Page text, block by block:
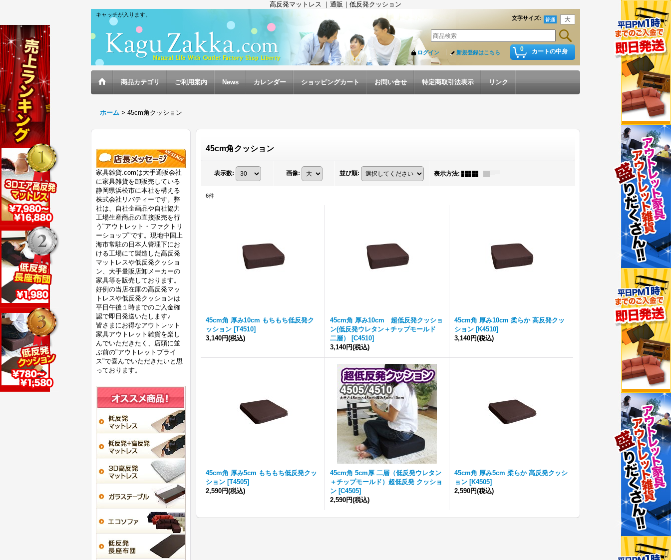
高反発マットレス ｜通販｜低反発クッション
キャッチが入ります。
文字サイズ:
0 カートの中身
ログイン 新規登録はこちら
商品カテゴリ ご利用案内 News カレンダー ショッピングカート お問い合せ 特定商取引法表示 リンク
ホーム > 45cm角クッション
家具雑貨.comは大手通販会社
に家具雑貨を卸販売している
静岡県浜松市に本社を構える
株式会社リバティーです。弊
社は、自社企画品や自社協力
工場生産商品の直接販売を行
う"アウトレット・ファクトリ
ーショップ"です。現地中国上
海市常駐の日本人管理下にお
ける工場にて製造した高反発
マットレスや低反発クッショ
ン、大手量販店卸メーカーの
家具等を販売しております。
好例の当店在庫の高反発マッ
トレスや低反発クッションは
平日午後１時までのご入金確
認で即日発送いたします♪
皆さまにお得なアウトレット
家具アウトレット雑貨を楽し
んでいただきたく、店頭に並
ぶ前の"アウトレットプライ
ス"で喜んでいただきたいと思
っております。
45cm角クッション
表示数: 画像: 並び順: 表示方法:
6件
45cm角 厚み10cm もちもち低反発ク
ッション [T4510]
3,140円(税込)
45cm角 厚み10cm 超低反発クッショ
ン(低反発ウレタン＋チップモールド
二層）
[C4510]
3,140円(税込)
45cm角 厚み10cm 柔らか 高反発クッ
ション [K4510]
3,140円(税込)
45cm角 厚み5cm もちもち低反発クッ
ション [T4505]
2,590円(税込)
45cm角 5cm厚 二層（低反発ウレタン
＋チップモールド）超低反発 クッショ
ン [C4505]
2,590円(税込)
45cm角 厚み5cm 柔らか 高反発クッシ
ョン [K4505]
2,590円(税込)